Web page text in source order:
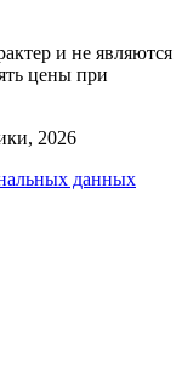
и не являются
цены при
2026
данных